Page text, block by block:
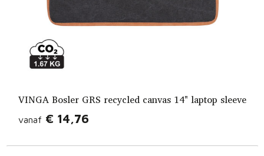
VINGA Bosler GRS recycled canvas 14" laptop sleeve
vanaf € 14,76